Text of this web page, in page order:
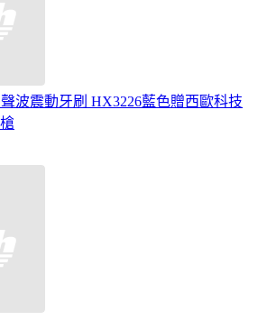
波震動牙刷 HX3226藍色贈西歐科技